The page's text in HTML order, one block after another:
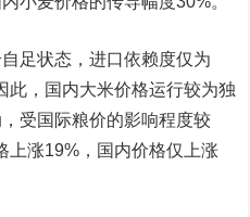
状态，进口依赖度仅为
此，国内大米价格运行较为独
受国际粮价的影响程度较
上涨19%，国内价格仅上涨